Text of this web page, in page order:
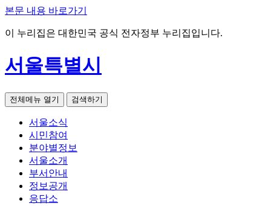
본문 내용 바로가기
이 누리집은 대한민국 공식 전자정부 누리집입니다.
서울특별시
전체메뉴 열기 검색하기
서울소식
시민참여
분야별정보
서울소개
부서안내
정보공개
응답소